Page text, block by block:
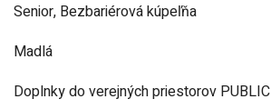
Senior, Bezbariérová kúpeľňa
Madlá
Doplnky do verejných priestorov PUBLIC